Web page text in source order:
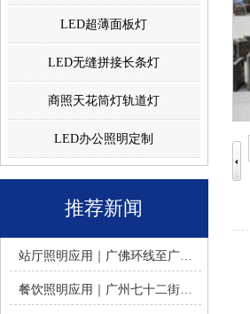
LED超薄面板灯
LED无缝拼接长条灯
商照天花筒灯轨道灯
LED办公照明定制
推荐新闻
站厅照明应用｜广佛环线至广州南站 -佛山火树银花照明
餐饮照明应用｜广州七十二街道餐饮连锁-佛山火树银花照明